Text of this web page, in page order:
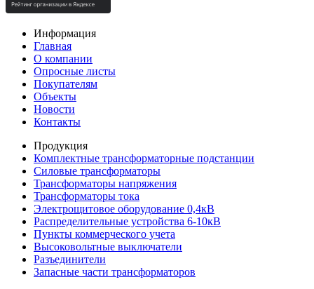
Информация
Главная
О компании
Опросные листы
Покупателям
Объекты
Новости
Контакты
Продукция
Комплектные трансформаторные подстанции
Силовые трансформаторы
Трансформаторы напряжения
Трансформаторы тока
Электрощитовое оборудование 0,4кВ
Распределительные устройства 6-10кВ
Пункты коммерческого учета
Высоковольтные выключатели
Разъединители
Запасные части трансформаторов